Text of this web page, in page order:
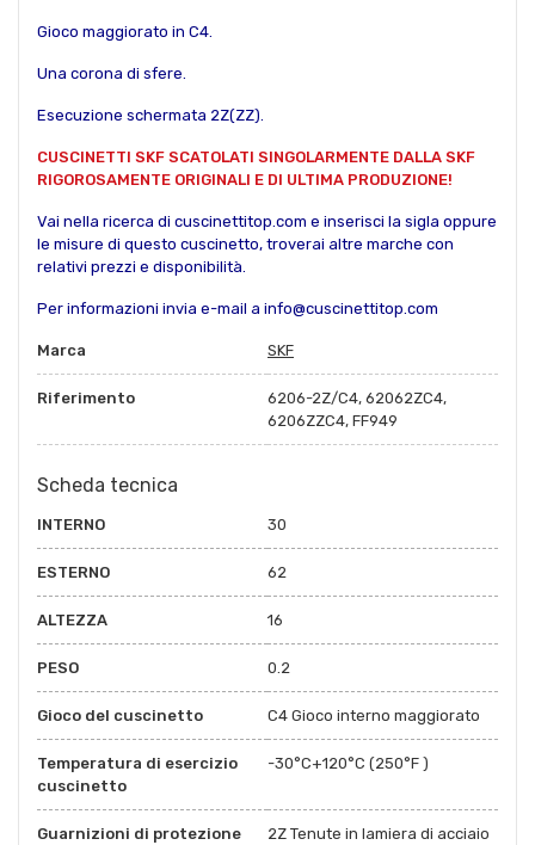
Gioco maggiorato in C4.
Una corona di sfere.
Esecuzione schermata 2Z(ZZ).
CUSCINETTI SKF SCATOLATI SINGOLARMENTE DALLA SKF
RIGOROSAMENTE ORIGINALI E DI ULTIMA PRODUZIONE!
Vai nella ricerca di cuscinettitop.com e inserisci la sigla oppure
le misure di questo cuscinetto, troverai altre marche con
relativi prezzi e disponibilità.
Per informazioni invia e-mail a info@cuscinettitop.com
Marca SKF
Riferimento
6206-2Z/C4, 62062ZC4,
6206ZZC4, FF949
Scheda tecnica
INTERNO 30
ESTERNO 62
ALTEZZA 16
PESO 0.2
Gioco del cuscinetto C4 Gioco interno maggiorato
Temperatura di esercizio
cuscinetto
-30°C+120°C (250°F )
Guarnizioni di protezione
2Z Tenute in lamiera di acciaio